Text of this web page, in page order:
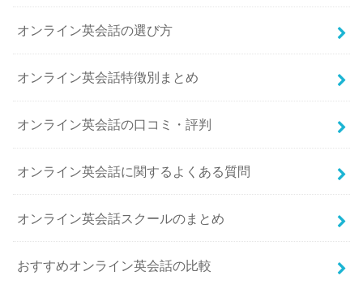
オンライン英会話の選び方
オンライン英会話特徴別まとめ
オンライン英会話の口コミ・評判
オンライン英会話に関するよくある質問
オンライン英会話スクールのまとめ
おすすめオンライン英会話の比較